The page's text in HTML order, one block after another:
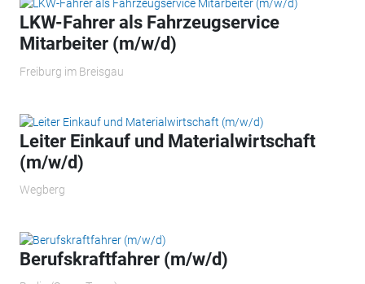
LKW-Fahrer als Fahrzeugservice
Mitarbeiter (m/w/d)
Freiburg im Breisgau
Leiter Einkauf und Materialwirtschaft
(m/w/d)
Wegberg
Berufskraftfahrer (m/w/d)